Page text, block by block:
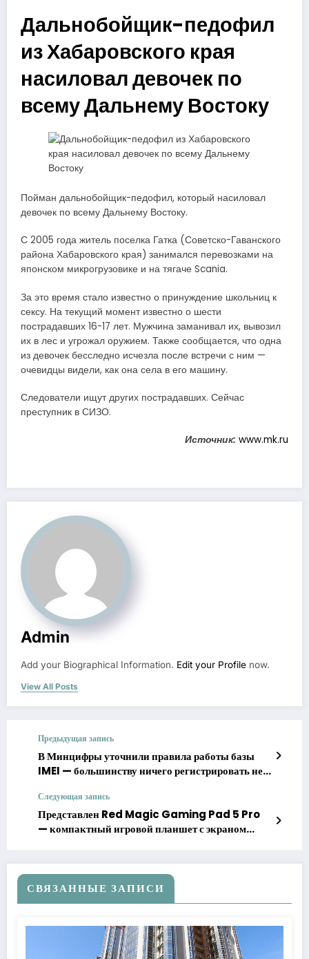
Дальнобойщик-педофил
из Хабаровского края
насиловал девочек по
всему Дальнему Востоку
Пойман дальнобойщик-педофил, который насиловал
девочек по всему Дальнему Востоку.
С 2005 года житель поселка Гатка (Советско-Гаванского
района Хабаровского края) занимался перевозками на
японском микрогрузовике и на тягаче Scania.
За это время стало известно о принуждение школьниц к
сексу. На текущий момент известно о шести
пострадавших 16-17 лет. Мужчина заманивал их, вывозил
их в лес и угрожал оружием. Также сообщается, что одна
из девочек бесследно исчезла после встречи с ним —
очевидцы видели, как она села в его машину.
Следователи ищут других пострадавших. Сейчас
преступник в СИЗО.
Источник: www.mk.ru
Admin
Add your Biographical Information. Edit your Profile now.
View All Posts
Предыдущая запись
В Минцифры уточнили правила работы базы
IMEI — большинству ничего регистрировать не
Следующая запись
Представлен Red Magic Gaming Pad 5 Pro
— компактный игровой планшет с экраном
СВЯЗАННЫЕ ЗАПИСИ